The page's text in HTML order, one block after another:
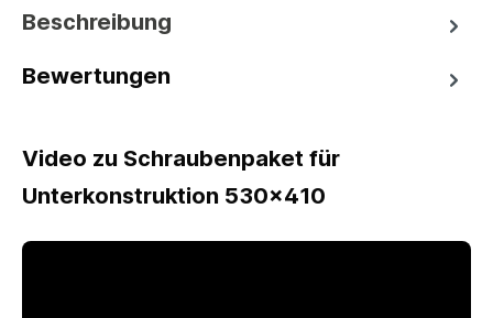
Beschreibung
Bewertungen
Video zu Schraubenpaket für
Unterkonstruktion 530x410